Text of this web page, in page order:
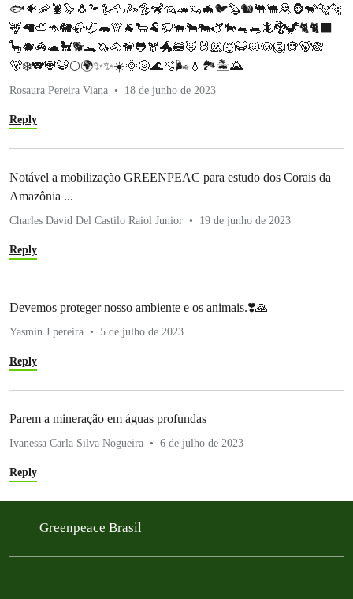
🐟🐠🦐🦞🦭🐧🦩🪿🦆🦢🦤🦨🦡🦔🦦🦇🐦🦫🐿️🐫🐪🦧🦍🐒🐅🐆
🦌🦙🦥🦘🐘🦣🦏🦛🦒🐐🐑🐏🦬🐃🐂🐄🫏🐎🐁🐀🦎🐉🦖🐈🐈‍⬛
🦕🐗🦓🐢🐩🐕🐊🦄🐴🦮🐸🫎🐲🦝🦊🐰🐹🐺🐯🐱🐶🦁🐵🐻🙈
🐻‍❄️🐨🐼🐯🌕🌍✨✨☀️🌞🌝🌊🫧🌬️💧🏞️🏝️🌄
Rosaura Pereira Viana 18 de junho de 2023
Reply
Notável a mobilização GREENPEAC para estudo dos Corais da
Amazônia ...
Charles David Del Castilo Raiol Junior 19 de junho de 2023
Reply
Devemos proteger nosso ambiente e os animais.❣️🙏
Yasmin J pereira 5 de julho de 2023
Reply
Parem a mineração em águas profundas
Ivanessa Carla Silva Nogueira 6 de julho de 2023
Reply
Greenpeace Brasil